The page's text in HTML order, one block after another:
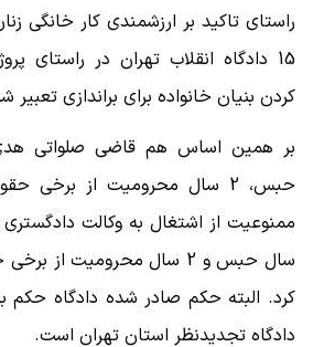
راستای تاکید بر ارزشمندی کار خانگی
15 دادگاه انقلاب تهران در راستای
کردن بنیان خانواده برای براندازی
سال حبس و 2 سال محرومیت
کرد. البته حکم صادر شده دادگاه حکم
دادگاه تجدیدنظر استان تهران است.